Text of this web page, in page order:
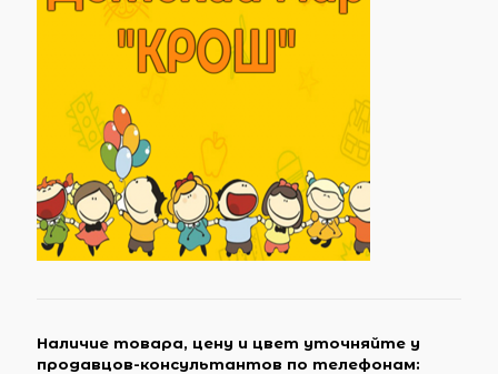
Наличие товара, цену и цвет уточняйте у
продавцов-консультантов по телефонам: